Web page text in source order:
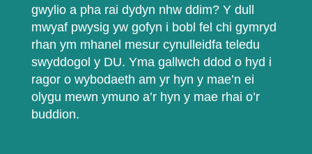
gwylio a pha rai dydyn nhw ddim? Y dull
mwyaf pwysig yw gofyn i bobl fel chi gymryd
rhan ym mhanel mesur cynulleidfa teledu
swyddogol y DU. Yma gallwch ddod o hyd i
ragor o wybodaeth am yr hyn y mae’n ei
olygu mewn ymuno a’r hyn y mae rhai o’r
buddion.